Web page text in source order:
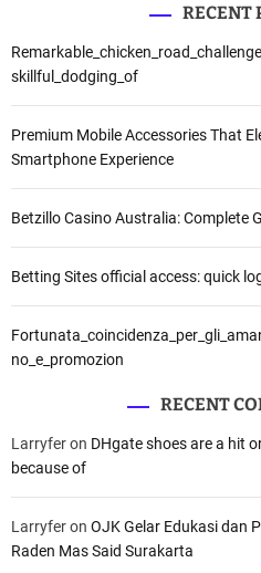
RECENT
skillful_dodging_of
Premium Mobile Accessories That
Smartphone Experience
Betzillo Casino Australia: Complete
Betting Sites official access: quick
no_e_promozion
RECENT
Larryferon DHgate shoes are a hit
because of
Larryferon OJK Gelar Edukasi dan
Raden Mas Said Surakarta